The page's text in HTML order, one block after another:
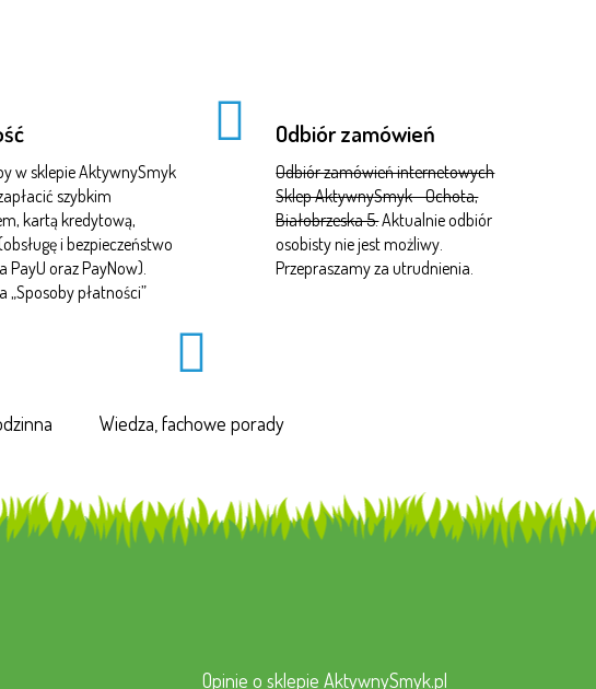
w sklepie AktywnySmyk
szybkim
kartą kredytową,
i bezpieczeństwo
PayU oraz PayNow).
„Sposoby płatności”
Odbiór zamówień
Odbiór zamówień internetowych
Sklep AktywnySmyk - Ochota,
Białobrzeska 5.Aktualnie odbiór
osobisty nie jest możliwy.
Przepraszamy za utrudnienia.
Wiedza, fachowe porady
Opinie o sklepie AktywnySmyk.pl